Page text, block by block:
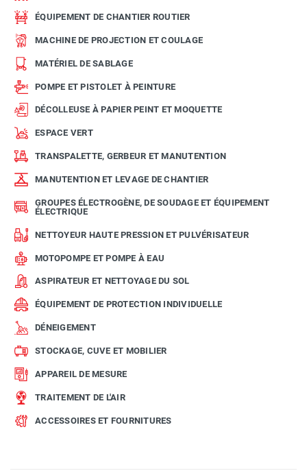
ÉQUIPEMENT DE CHANTIER ROUTIER
MACHINE DE PROJECTION ET COULAGE
MATÉRIEL DE SABLAGE
POMPE ET PISTOLET À PEINTURE
DÉCOLLEUSE À PAPIER PEINT ET MOQUETTE
ESPACE VERT
TRANSPALETTE, GERBEUR ET MANUTENTION
MANUTENTION ET LEVAGE DE CHANTIER
GROUPES ÉLECTROGÈNE, DE SOUDAGE ET ÉQUIPEMENT
ÉLECTRIQUE
NETTOYEUR HAUTE PRESSION ET PULVÉRISATEUR
MOTOPOMPE ET POMPE À EAU
ASPIRATEUR ET NETTOYAGE DU SOL
ÉQUIPEMENT DE PROTECTION INDIVIDUELLE
DÉNEIGEMENT
STOCKAGE, CUVE ET MOBILIER
APPAREIL DE MESURE
TRAITEMENT DE L'AIR
ACCESSOIRES ET FOURNITURES